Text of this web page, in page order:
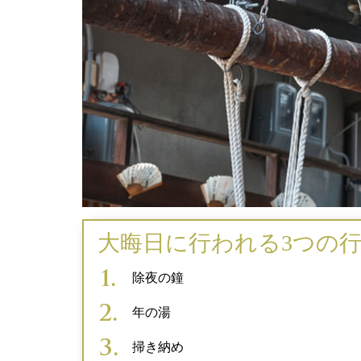
大晦日に行われる3つの
除夜の鐘
年の湯
掃き納め